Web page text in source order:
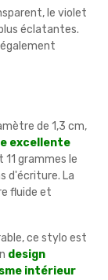
le violet
éclatantes.
de 1,3 cm,
excellente
11 grammes le
d'écriture. La
fluide et
ce stylo est
design
intérieur